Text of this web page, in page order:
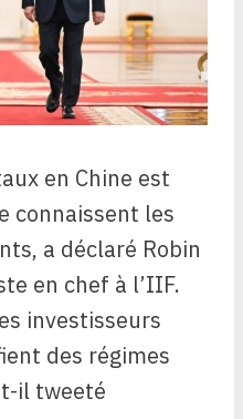
en Chine est
connaissent les
a déclaré Robin
en chef à l’IIF.
investisseurs
des régimes
il tweeté